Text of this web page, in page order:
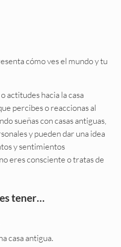
cómo ves el mundo y tu
actitudes hacia la casa
percibes o reaccionas al
sueñas con casas antiguas,
y pueden dar una idea
y sentimientos
eres consciente o tratas de
tener…
casa antigua.